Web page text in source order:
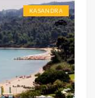
KASANDRA